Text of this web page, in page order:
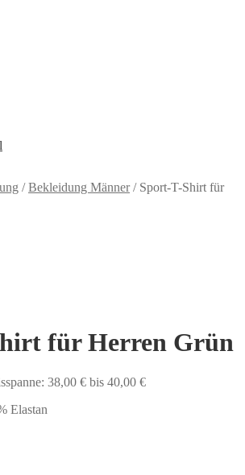
/Bekleidung Männer/ Sport-T-Shirt für
für Herren Grün
38,00 € bis 40,00 €
Elastan